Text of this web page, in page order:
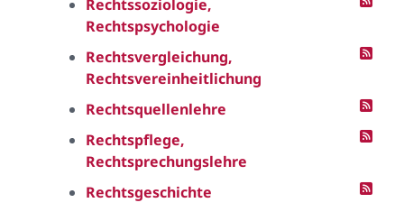
Rechtssoziologie,
Rechtspsychologie
Rechtsvergleichung,
Rechtsvereinheitlichung
Rechtsquellenlehre
Rechtspflege,
Rechtsprechungslehre
Rechtsgeschichte